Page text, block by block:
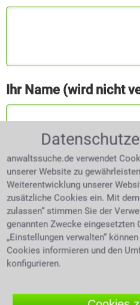
Ihr Name (wird nicht
Ihre E-Mail Adresse
veröffentlicht)
anwaltssuche.de verwendet
unserer Website zu
Weiterentwicklung unserer
zusätzliche Cookies ein. Mit
zulassen“ stimmen Sie der
genannten Zwecke eingesetzten
„Einstellungen verwalten“
Cookies informieren und den
konfigurieren.